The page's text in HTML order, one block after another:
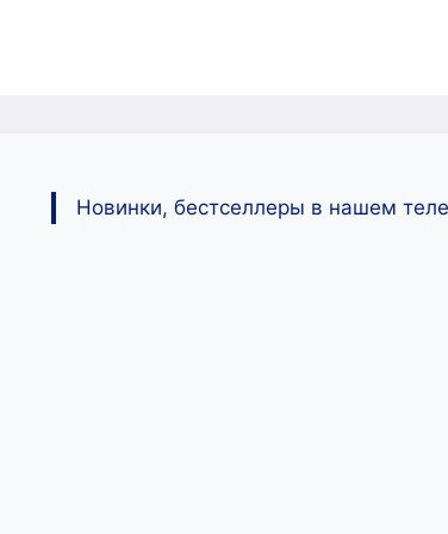
Новинки, бестселлеры в нашем